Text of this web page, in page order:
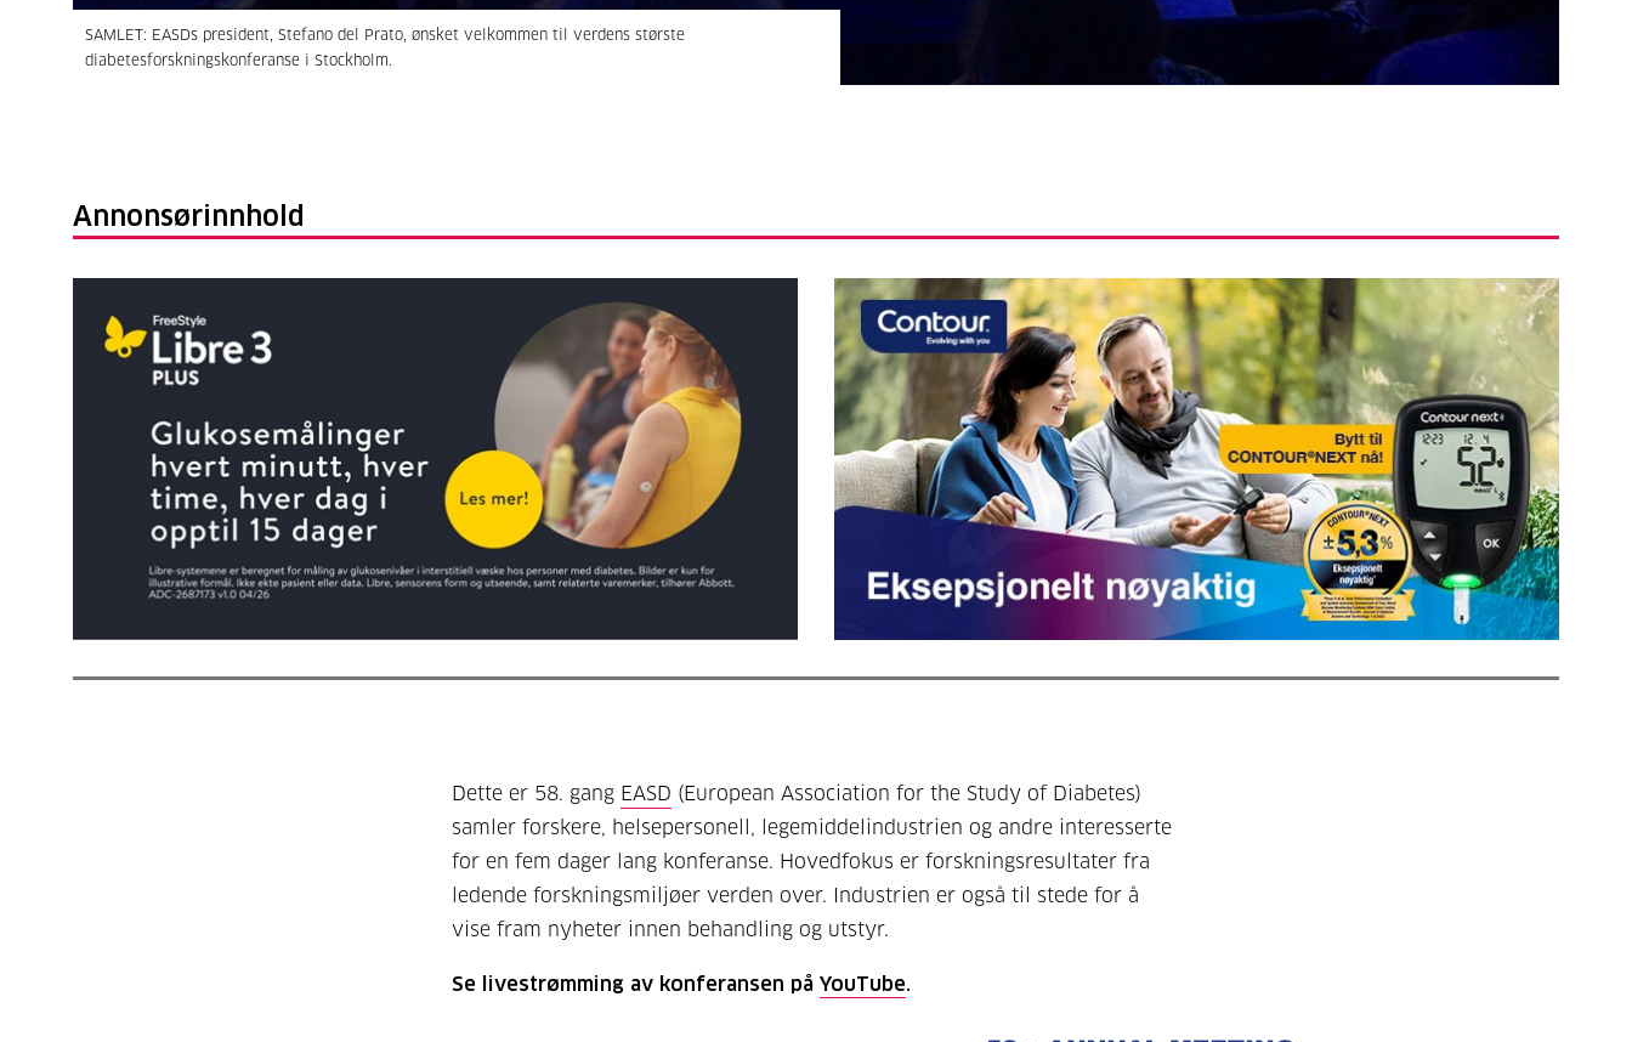
SAMLET: EASDs president, Stefano del Prato, ønsket velkommen til verdens største
diabetesforskningskonferanse i Stockholm.
Annonsørinnhold
Dette er 58. gang EASD (European Association for the Study of Diabetes)
samler forskere, helsepersonell, legemiddelindustrien og andre interesserte
for en fem dager lang konferanse. Hovedfokus er forskningsresultater fra
ledende forskningsmiljøer verden over. Industrien er også til stede for å
vise fram nyheter innen behandling og utstyr.
Se livestrømming av konferansen på YouTube.